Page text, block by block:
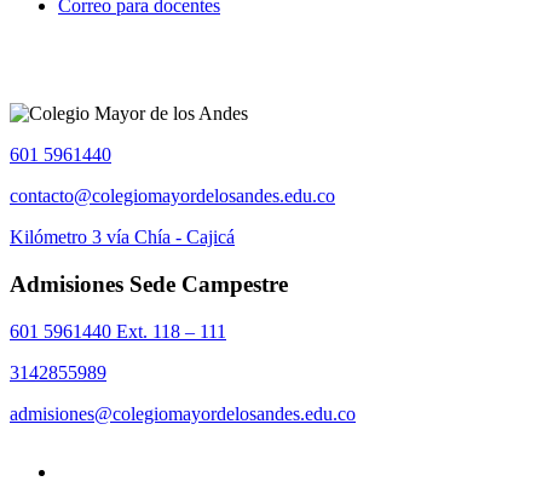
Correo para docentes
601 5961440
contacto@colegiomayordelosandes.edu.co
Kilómetro 3 vía Chía - Cajicá
Admisiones Sede Campestre
601 5961440 Ext. 118 – 111
3142855989
admisiones@colegiomayordelosandes.edu.co